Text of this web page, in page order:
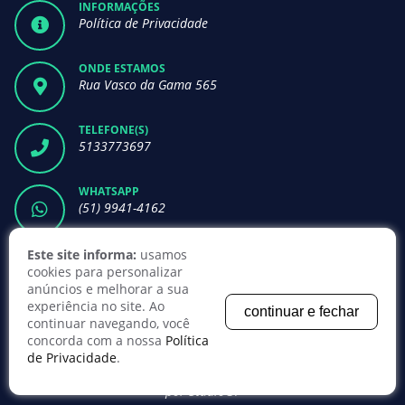
INFORMAÇÕES
Política de Privacidade
ONDE ESTAMOS
Rua Vasco da Gama 565
TELEFONE(S)
5133773697
WHATSAPP
(51) 9941-4162
NEWSLETTER
porStudioGT
Este site informa: usamos
cookies para personalizar
anúncios e melhorar a sua
experiência no site. Ao
continuar navegando, você
concorda com a nossa Política
de Privacidade.
continuar e fechar